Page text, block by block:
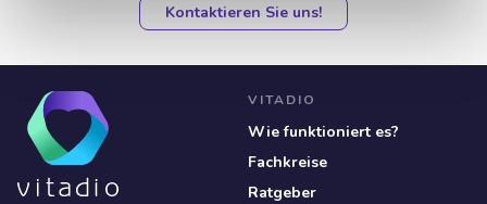
Kontaktieren Sie uns!
VITADIO
Wie funktioniert es?
Fachkreise
Ratgeber